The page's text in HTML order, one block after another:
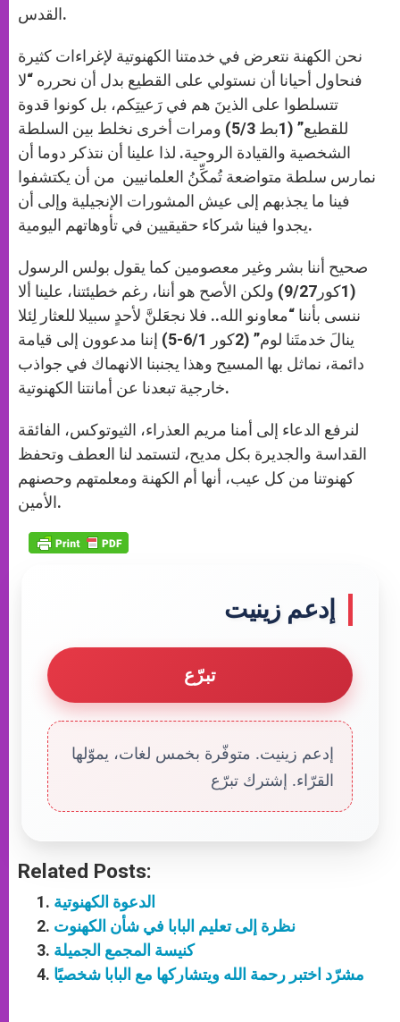
القدس.
نحن الكهنة نتعرض في خدمتنا الكهنوتية لإغراءات كثيرة
فنحاول أحيانا أن نستولي على القطيع بدل أن نحرره “لا
تتسلطوا على الذينَ هم في رَعيتِكم، بل كونوا قدوة
للقطيع” (1بط 5/3) ومرات أخرى نخلط بين السلطة
الشخصية والقيادة الروحية. لذا علينا أن نتذكر دوما أن
نمارس سلطة متواضعة تُمكِّنُ العلمانيين من أن يكتشفوا
فينا ما يجذبهم إلى عيش المشورات الإنجيلية وإلى أن
يجدوا فينا شركاء حقيقيين في تأوهاتهم اليومية.
صحيح أننا بشر وغير معصومين كما يقول بولس الرسول
(1كور9/27) ولكن الأصح هو أننا، رغم خطيئتنا، علينا ألا
ننسى بأننا “معاونو الله.. فلا نجعَلنَّ لأحدٍ سبيلا للعثار لِئلا
ينالَ خدمتَنا لوم” (2كور 6/1-5) إننا مدعوون إلى قيامة
دائمة، نماثل بها المسيح وهذا يجنبنا الانهماك في جواذب
خارجية تبعدنا عن أمانتنا الكهنوتية.
لنرفع الدعاء إلى أمنا مريم العذراء، الثيوتوكس، الفائقة
القداسة والجديرة بكل مديح، لتستمد لنا العطف وتحفظ
كهنوتنا من كل عيب، أنها أم الكهنة ومعلمتهم وحصنهم
الأمين.
إدعم زينيت
تبرّع
إدعم زينيت. متوفّرة بخمس لغات، يموّلها
القرّاء. إشترك تبرّع
Related Posts:
الدعوة الكهنوتية
نظرة إلى تعليم البابا في شأن الكهنوت
كنيسة المجمع الجميلة
مشرّد اختبر رحمة الله ويتشاركها مع البابا شخصيًا